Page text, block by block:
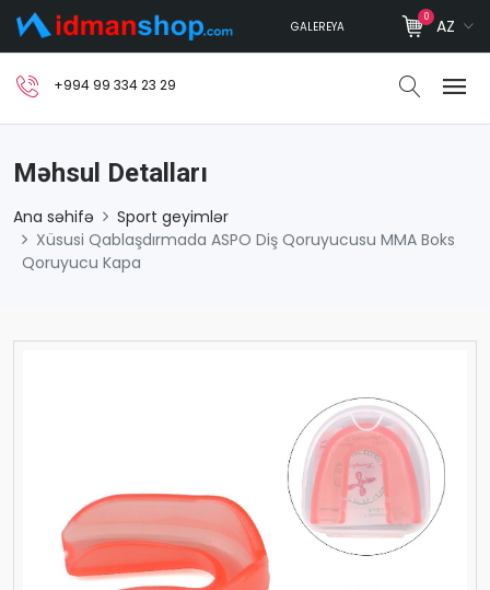
GALEREYA
0 AZ
+994 99 334 23 29
Məhsul Detalları
Ana səhifə
Sport geyimlər
Xüsusi Qablaşdırmada ASPO Diş Qoruyucusu MMA Boks
Qoruyucu Kapa